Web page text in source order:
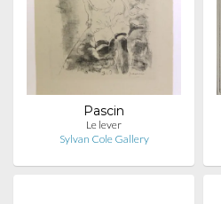
Pascin
Le lever
Sylvan Cole Gallery